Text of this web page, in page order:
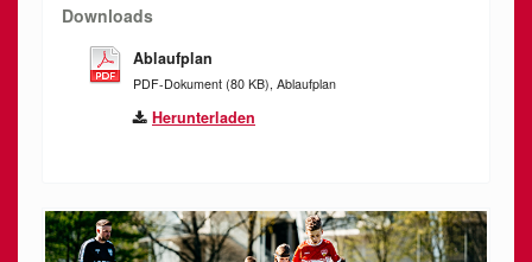
Downloads
Ablaufplan
PDF-Dokument (80 KB), Ablaufplan
Herunterladen